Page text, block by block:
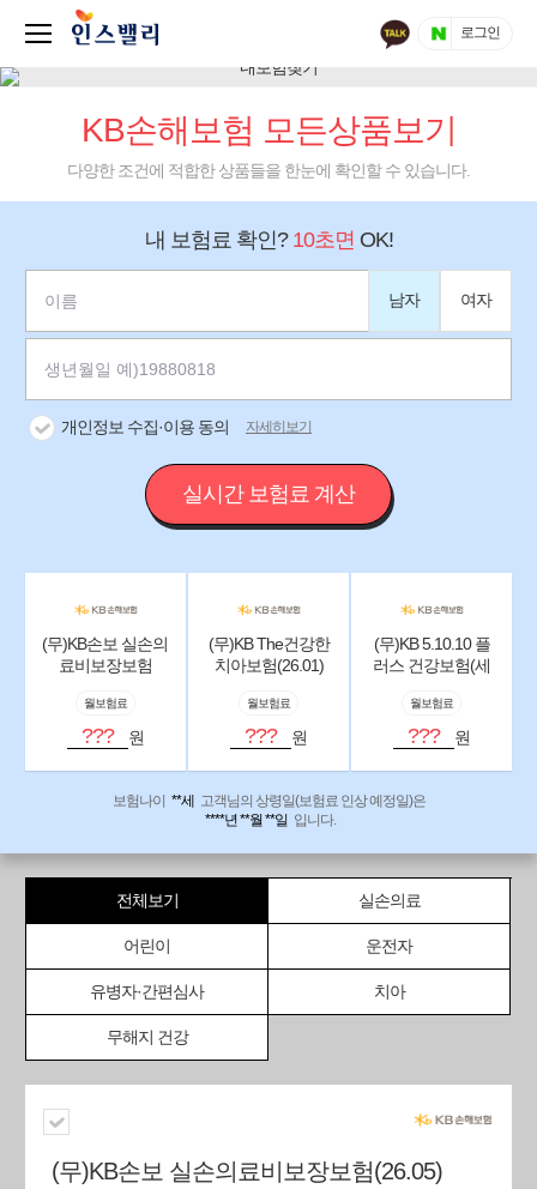
로그인
KB손해보험 모든상품보기
다양한 조건에 적합한 상품들을 한눈에 확인할 수 있습니다.
내 보험료 확인? 10초면 OK!
남자 여자
개인정보 수집·이용 동의 자세히보기
실시간 보험료 계산
(무)KB손보 실손의
료비보장보험
월보험료
??? 원
(무)KB The건강한
치아보험(26.01)
월보험료
??? 원
(무)KB 5.10.10 플
러스 건강보험(세
환급금미지급형
월보험료
??? 원
보험나이 **세
고객님의 상령일(보험료 인상 예정일)은
****년 **월 **일 입니다.
전체보기 실손의료
어린이 운전자
유병자·간편심사 치아
무해지 건강
(무)KB손보 실손의료비보장보험(26.05)